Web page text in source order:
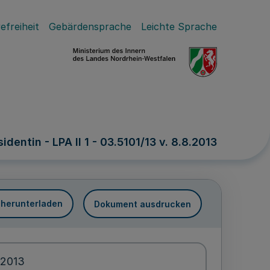
Gebärdensprache Leichte Sprache
- LPA II 1 - 03.5101/13 v. 8.8.2013
herunterladen Dokument ausdrucken